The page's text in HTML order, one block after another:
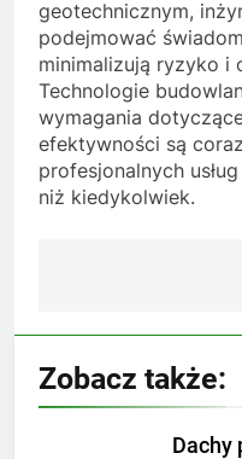
geotechnicznym,
podejmować
minimalizują ryzyko i
Technologie
wymagania
efektywności są
profesjonalnych
niż kiedykolwiek.
wpisu
Zobacz także:
Dachy